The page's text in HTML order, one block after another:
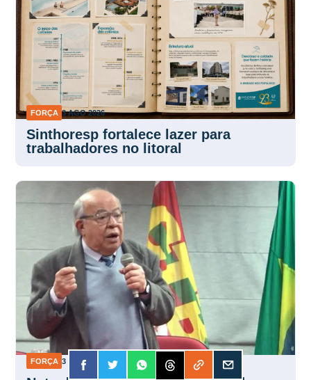
FORÇA 3 AGO 2026
Sinthoresp fortalece lazer para
trabalhadores no litoral
FORÇA 3 AGO 2026